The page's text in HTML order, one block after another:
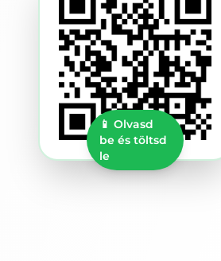
📱 Olvasd
be és töltsd
le